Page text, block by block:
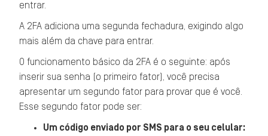
entrar.
A 2FA adiciona uma segunda fechadura, exigindo algo
mais além da chave para entrar.
O funcionamento básico da 2FA é o seguinte: após
inserir sua senha (o primeiro fator), você precisa
apresentar um segundo fator para provar que é você.
Esse segundo fator pode ser:
Um código enviado por SMS para o seu celular: